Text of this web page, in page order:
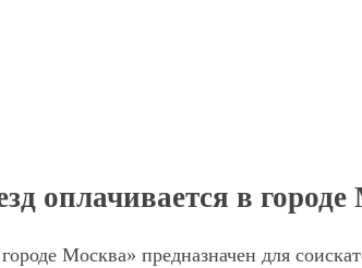
оплачивается в
Москва» предназначен для